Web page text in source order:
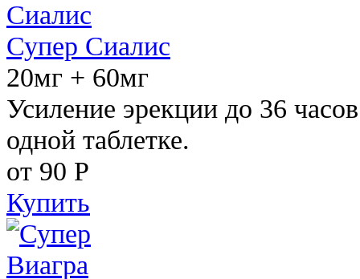
Супер Сиалис
20мг + 60мг
Усиление эрекции до 36
одной таблетке.
от 90 Р
Купить